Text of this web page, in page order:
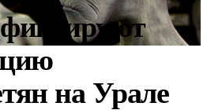
фиксируют
на Урале